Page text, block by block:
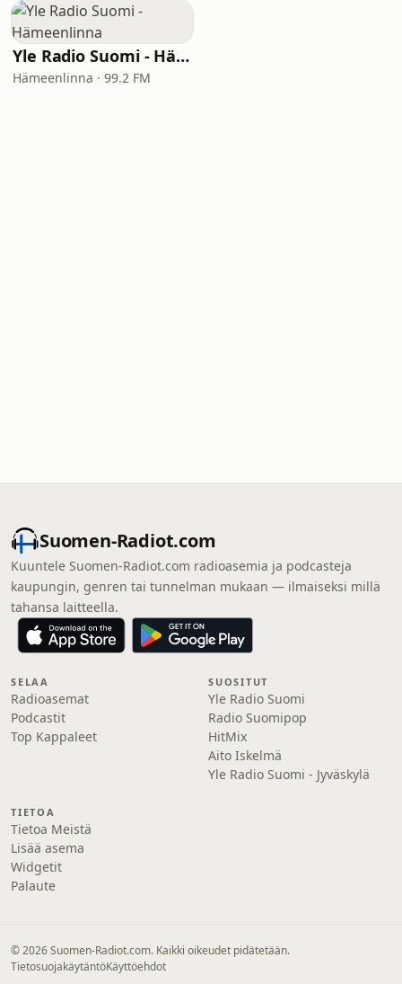
Yle Radio Suomi - Hämeenlinna
Hämeenlinna · 99.2 FM
Suomen-Radiot.com
Kuuntele Suomen-Radiot.com radioasemia ja podcasteja
kaupungin, genren tai tunnelman mukaan — ilmaiseksi millä
tahansa laitteella.
SELAA
Radioasemat
Podcastit
Top Kappaleet
SUOSITUT
Yle Radio Suomi
Radio Suomipop
HitMix
Aito Iskelmä
Yle Radio Suomi - Jyväskylä
TIETOA
Tietoa Meistä
Lisää asema
Widgetit
Palaute
© 2026 Suomen-Radiot.com. Kaikki oikeudet pidätetään.
TietosuojakäytäntöKäyttöehdot